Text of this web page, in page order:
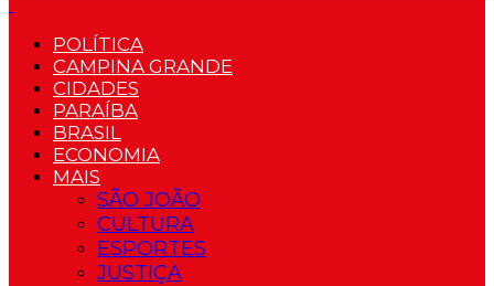
POLÍTICA
CAMPINA GRANDE
CIDADES
PARAÍBA
BRASIL
ECONOMIA
MAIS
SÃO JOÃO
CULTURA
ESPORTES
JUSTIÇA